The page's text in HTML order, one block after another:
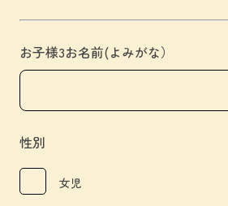
お子様3お名前(よみがな）
性別
女児